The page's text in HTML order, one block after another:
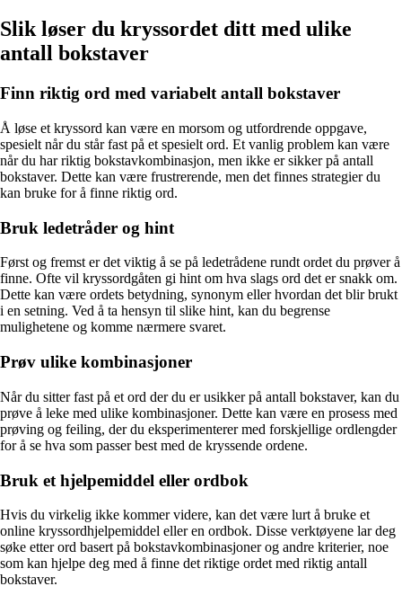
Slik løser du kryssordet ditt med ulike
antall bokstaver
Finn riktig ord med variabelt antall bokstaver
Å løse et kryssord kan være en morsom og utfordrende oppgave,
spesielt når du står fast på et spesielt ord. Et vanlig problem kan være
når du har riktig bokstavkombinasjon, men ikke er sikker på antall
bokstaver. Dette kan være frustrerende, men det finnes strategier du
kan bruke for å finne riktig ord.
Bruk ledetråder og hint
Først og fremst er det viktig å se på ledetrådene rundt ordet du prøver å
finne. Ofte vil kryssordgåten gi hint om hva slags ord det er snakk om.
Dette kan være ordets betydning, synonym eller hvordan det blir brukt
i en setning. Ved å ta hensyn til slike hint, kan du begrense
mulighetene og komme nærmere svaret.
Prøv ulike kombinasjoner
Når du sitter fast på et ord der du er usikker på antall bokstaver, kan du
prøve å leke med ulike kombinasjoner. Dette kan være en prosess med
prøving og feiling, der du eksperimenterer med forskjellige ordlengder
for å se hva som passer best med de kryssende ordene.
Bruk et hjelpemiddel eller ordbok
Hvis du virkelig ikke kommer videre, kan det være lurt å bruke et
online kryssordhjelpemiddel eller en ordbok. Disse verktøyene lar deg
søke etter ord basert på bokstavkombinasjoner og andre kriterier, noe
som kan hjelpe deg med å finne det riktige ordet med riktig antall
bokstaver.